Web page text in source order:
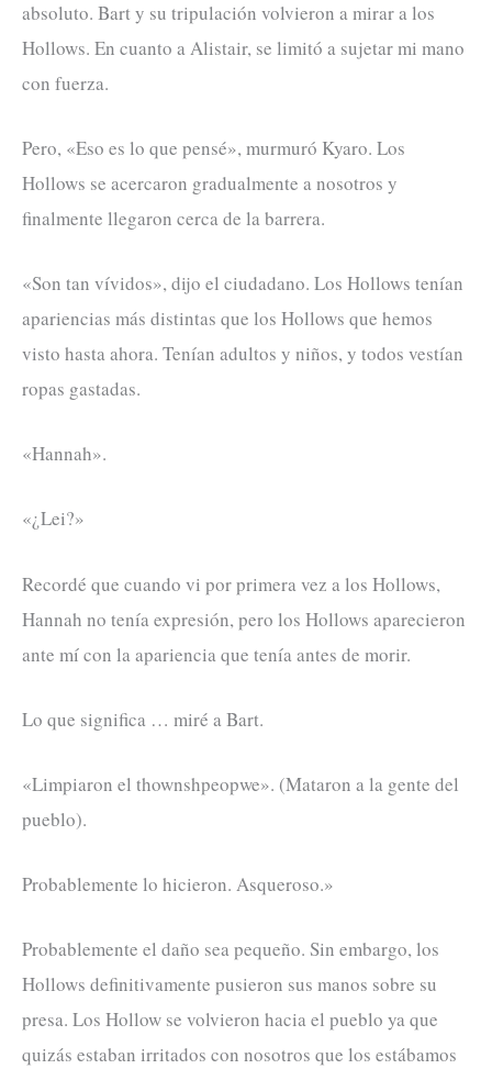
absoluto. Bart y su tripulación volvieron a mirar a los
Hollows. En cuanto a Alistair, se limitó a sujetar mi mano
con fuerza.
Pero, «Eso es lo que pensé», murmuró Kyaro. Los
Hollows se acercaron gradualmente a nosotros y
finalmente llegaron cerca de la barrera.
«Son tan vívidos», dijo el ciudadano. Los Hollows tenían
apariencias más distintas que los Hollows que hemos
visto hasta ahora. Tenían adultos y niños, y todos vestían
ropas gastadas.
«Hannah».
«¿Lei?»
Recordé que cuando vi por primera vez a los Hollows,
Hannah no tenía expresión, pero los Hollows aparecieron
ante mí con la apariencia que tenía antes de morir.
Lo que significa … miré a Bart.
«Limpiaron el thownshpeopwe». (Mataron a la gente del
pueblo).
Probablemente lo hicieron. Asqueroso.»
Probablemente el daño sea pequeño. Sin embargo, los
Hollows definitivamente pusieron sus manos sobre su
presa. Los Hollow se volvieron hacia el pueblo ya que
quizás estaban irritados con nosotros que los estábamos